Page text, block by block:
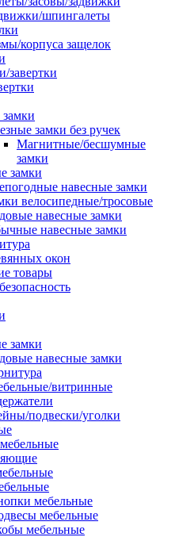
шпингалеты
корпуса защелок
завертки
замки без ручек
Магнитные/бесшумные
замки
замки
навесные замки
велосипедные/тросовые
навесные замки
навесные замки
окон
товары
замки
навесные замки
витринные
подвески/уголки
мебельные
мебельные
мебельные